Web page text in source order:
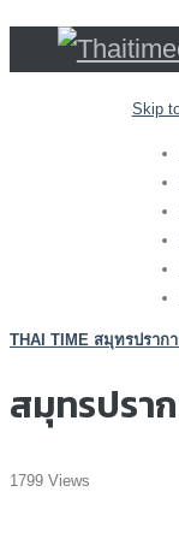
Skip
THAI TIME สมุทรปราก
สมุทรปรา
1799 Views